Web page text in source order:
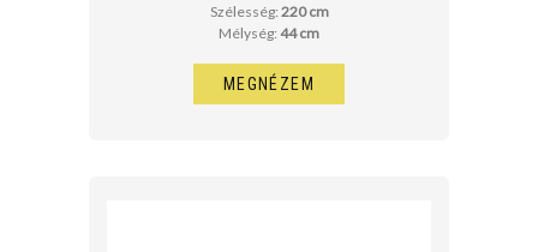
Szélesség: 220 cm
Mélység: 44 cm
MEGNÉZEM